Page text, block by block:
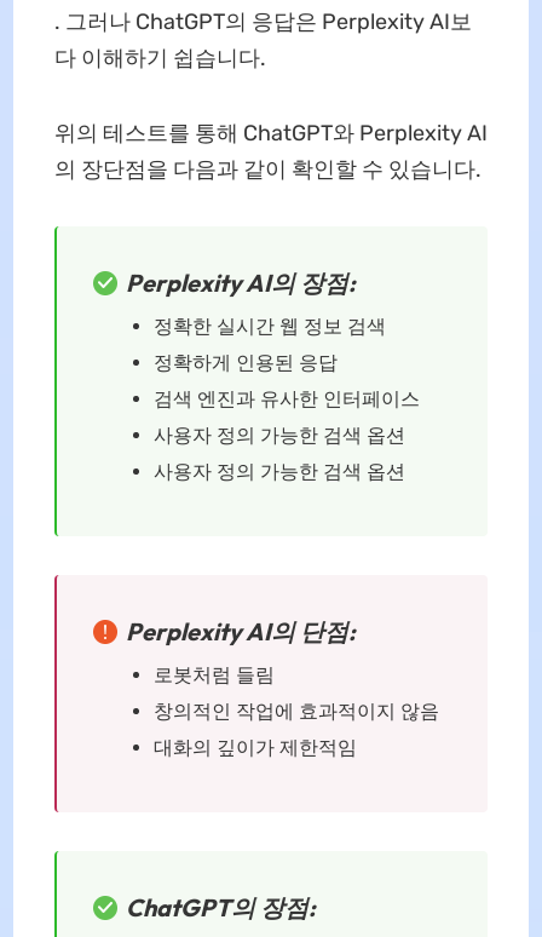
. 그러나 ChatGPT의 응답은 Perplexity AI보
다 이해하기 쉽습니다.
위의 테스트를 통해 ChatGPT와 Perplexity AI
의 장단점을 다음과 같이 확인할 수 있습니다.
Perplexity AI의 장점:
정확한 실시간 웹 정보 검색
정확하게 인용된 응답
검색 엔진과 유사한 인터페이스
사용자 정의 가능한 검색 옵션
사용자 정의 가능한 검색 옵션
Perplexity AI의 단점:
로봇처럼 들림
창의적인 작업에 효과적이지 않음
대화의 깊이가 제한적임
ChatGPT의 장점: